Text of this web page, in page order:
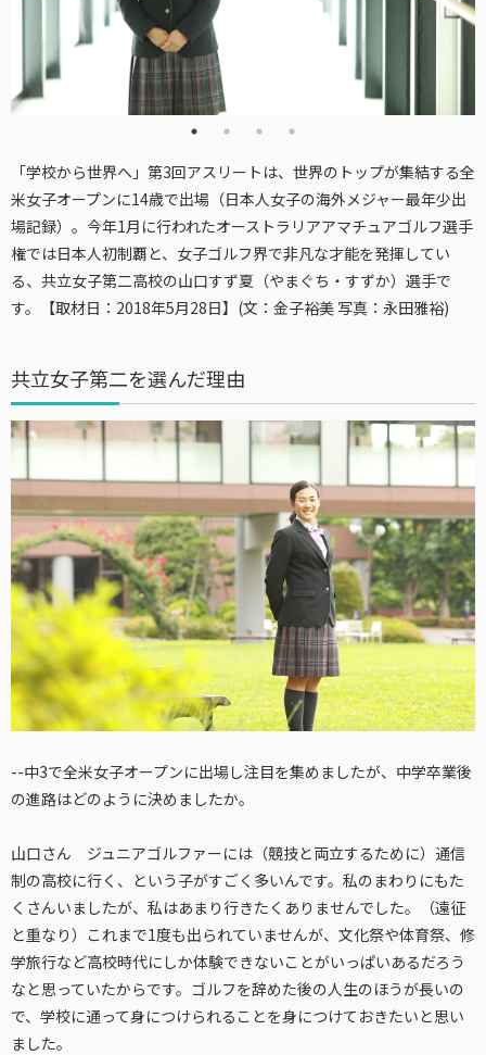
「学校から世界へ」第3回アスリートは、世界のトップが集結する全
米女子オープンに14歳で出場（日本人女子の海外メジャー最年少出
場記録）。今年1月に行われたオーストラリアアマチュアゴルフ選手
権では日本人初制覇と、女子ゴルフ界で非凡な才能を発揮してい
る、共立女子第二高校の山口すず夏（やまぐち・すずか）選手で
す。【取材日：2018年5月28日】(文：金子裕美 写真：永田雅裕)
共立女子第二を選んだ理由
--中3で全米女子オープンに出場し注目を集めましたが、中学卒業後
の進路はどのように決めましたか。
山口さん ジュニアゴルファーには（競技と両立するために）通信
制の高校に行く、という子がすごく多いんです。私のまわりにもた
くさんいましたが、私はあまり行きたくありませんでした。（遠征
と重なり）これまで1度も出られていませんが、文化祭や体育祭、修
学旅行など高校時代にしか体験できないことがいっぱいあるだろう
なと思っていたからです。ゴルフを辞めた後の人生のほうが長いの
で、学校に通って身につけられることを身につけておきたいと思い
ました。